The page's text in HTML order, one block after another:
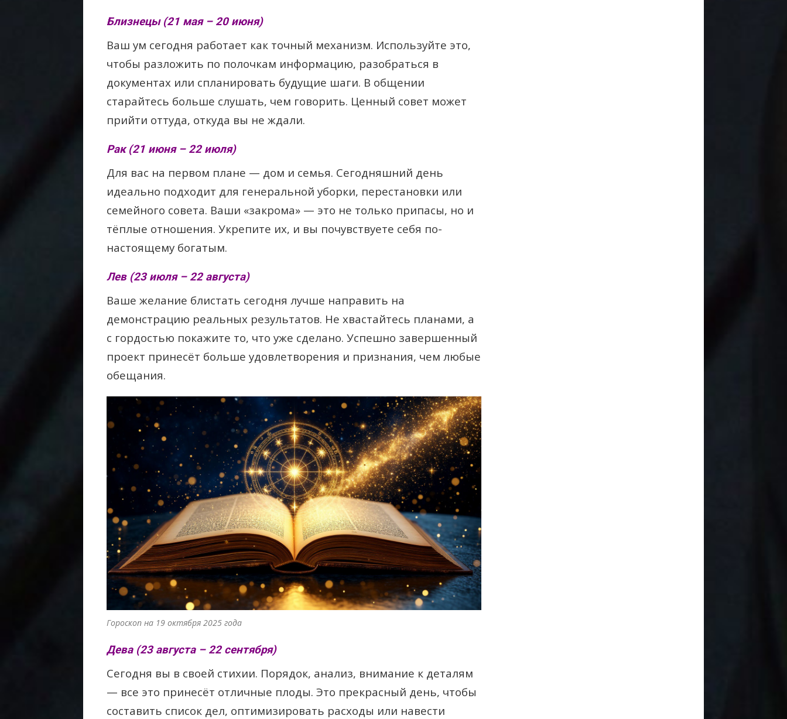
Близнецы (21 мая – 20 июня)
Ваш ум сегодня работает как точный механизм. Используйте это,
чтобы разложить по полочкам информацию, разобраться в
документах или спланировать будущие шаги. В общении
старайтесь больше слушать, чем говорить. Ценный совет может
прийти оттуда, откуда вы не ждали.
Рак (21 июня – 22 июля)
Для вас на первом плане — дом и семья. Сегодняшний день
идеально подходит для генеральной уборки, перестановки или
семейного совета. Ваши «закрома» — это не только припасы, но и
тёплые отношения. Укрепите их, и вы почувствуете себя по-
настоящему богатым.
Лев (23 июля – 22 августа)
Ваше желание блистать сегодня лучше направить на
демонстрацию реальных результатов. Не хвастайтесь планами, а
с гордостью покажите то, что уже сделано. Успешно завершенный
проект принесёт больше удовлетворения и признания, чем любые
обещания.
Гороскоп на 19 октября 2025 года
Дева (23 августа – 22 сентября)
Сегодня вы в своей стихии. Порядок, анализ, внимание к деталям
— все это принесёт отличные плоды. Это прекрасный день, чтобы
составить список дел, оптимизировать расходы или навести